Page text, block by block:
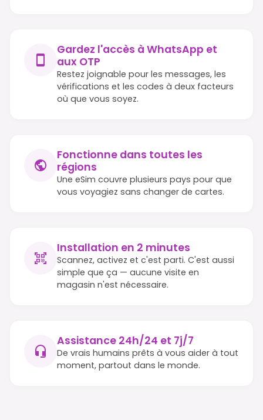
Gardez l'accès à WhatsApp et
aux OTP
Restez joignable pour les messages, les
vérifications et les codes à deux facteurs
où que vous soyez.
Fonctionne dans toutes les
régions
Une eSim couvre plusieurs pays pour que
vous voyagiez sans changer de cartes.
Installation en 2 minutes
Scannez, activez et c'est parti. C'est aussi
simple que ça — aucune visite en
magasin n'est nécessaire.
Assistance 24h/24 et 7j/7
De vrais humains prêts à vous aider à tout
moment, partout dans le monde.